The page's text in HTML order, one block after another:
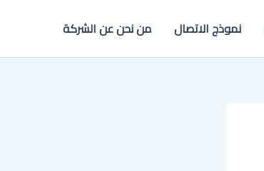
نموذج الاتصال من نحن عن الشركة